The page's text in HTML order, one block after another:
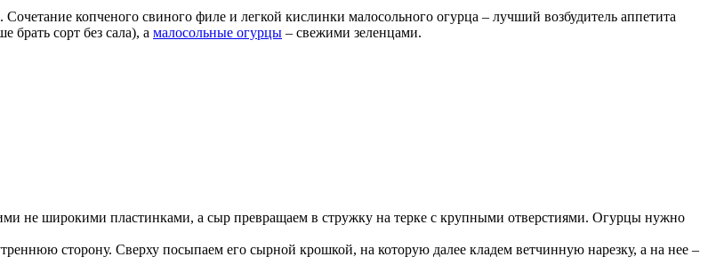
копченого свиного филе и легкой кислинки малосольного огурца – лучший возбудитель аппетита
брать сорт без сала), а малосольные огурцы – свежими зеленцами.
не широкими пластинками, а сыр превращаем в стружку на терке с крупными отверстиями. Огурцы нужно
сторону. Сверху посыпаем его сырной крошкой, на которую далее кладем ветчинную нарезку, а на нее –